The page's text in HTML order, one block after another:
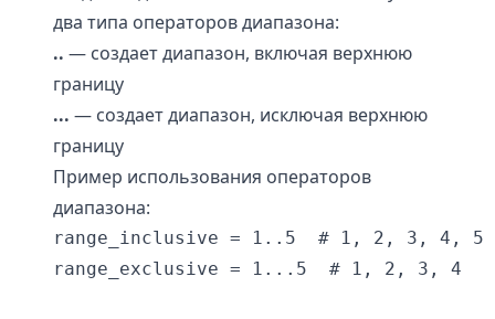
два типа операторов диапазона:
.. — создает диапазон, включая верхнюю
границу
... — создает диапазон, исключая верхнюю
границу
Пример использования операторов
диапазона:
range_inclusive = 1..5  # 1, 2, 3, 4, 5
range_exclusive = 1...5  # 1, 2, 3, 4